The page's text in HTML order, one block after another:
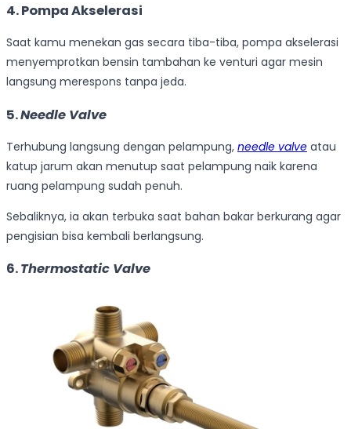
4. Pompa Akselerasi
Saat kamu menekan gas secara tiba-tiba, pompa akselerasi
menyemprotkan bensin tambahan ke venturi agar mesin
langsung merespons tanpa jeda.
5.Needle Valve
Terhubung langsung dengan pelampung, needle valve atau
katup jarum akan menutup saat pelampung naik karena
ruang pelampung sudah penuh.
Sebaliknya, ia akan terbuka saat bahan bakar berkurang agar
pengisian bisa kembali berlangsung.
6.Thermostatic Valve